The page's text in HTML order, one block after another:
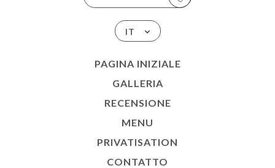
IT
PAGINA INIZIALE
GALLERIA
RECENSIONE
MENU
PRIVATISATION
CONTATTO